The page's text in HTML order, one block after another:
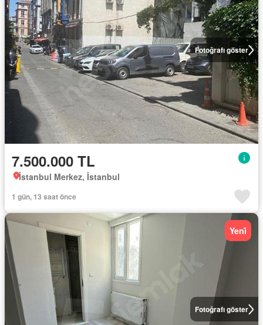
Fotoğrafı göster
7.500.000 TL
İstanbul Merkez, İstanbul
1 gün, 13 saat önce
Fotoğrafı göster
Yeni̇